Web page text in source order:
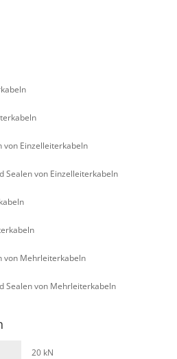
von Einzelleiterkabeln
Sealen von Einzelleiterkabeln
von Mehrleiterkabeln
Sealen von Mehrleiterkabeln
20 kN